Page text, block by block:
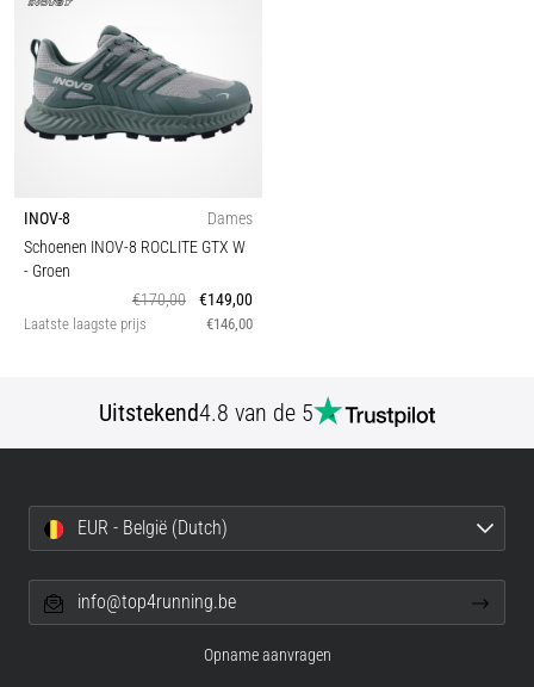
INOV-8
Dames
Schoenen INOV-8 ROCLITE GTX W
- Groen
€170,00
€149,00
Laatste laagste prijs €146,00
Uitstekend4.8 van de 5
EUR - België (Dutch)
info@top4running.be
Opname aanvragen